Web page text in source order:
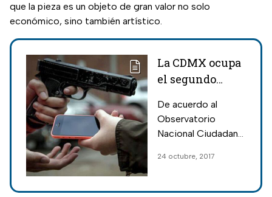
que la pieza es un objeto de gran valor no solo
económico, sino también artístico.
La CDMX ocupa
el segundo
transeúntes
De acuerdo al
Observatorio
Nacional Ciudadano
de la Ciudad de
24 octubre, 2017